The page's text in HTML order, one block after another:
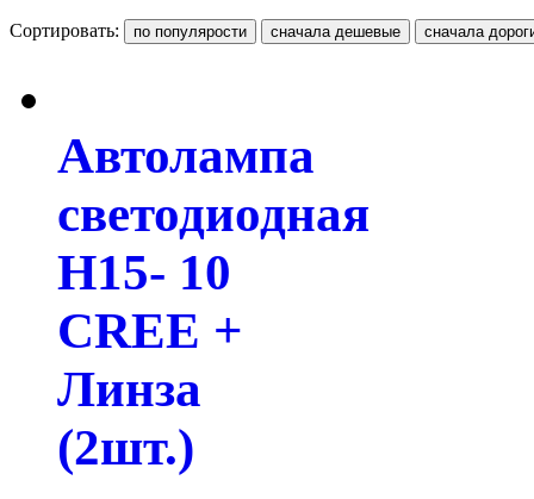
Сортировать:
Автолампа
светодиодная
H15- 10
CREE +
Линза
(2шт.)